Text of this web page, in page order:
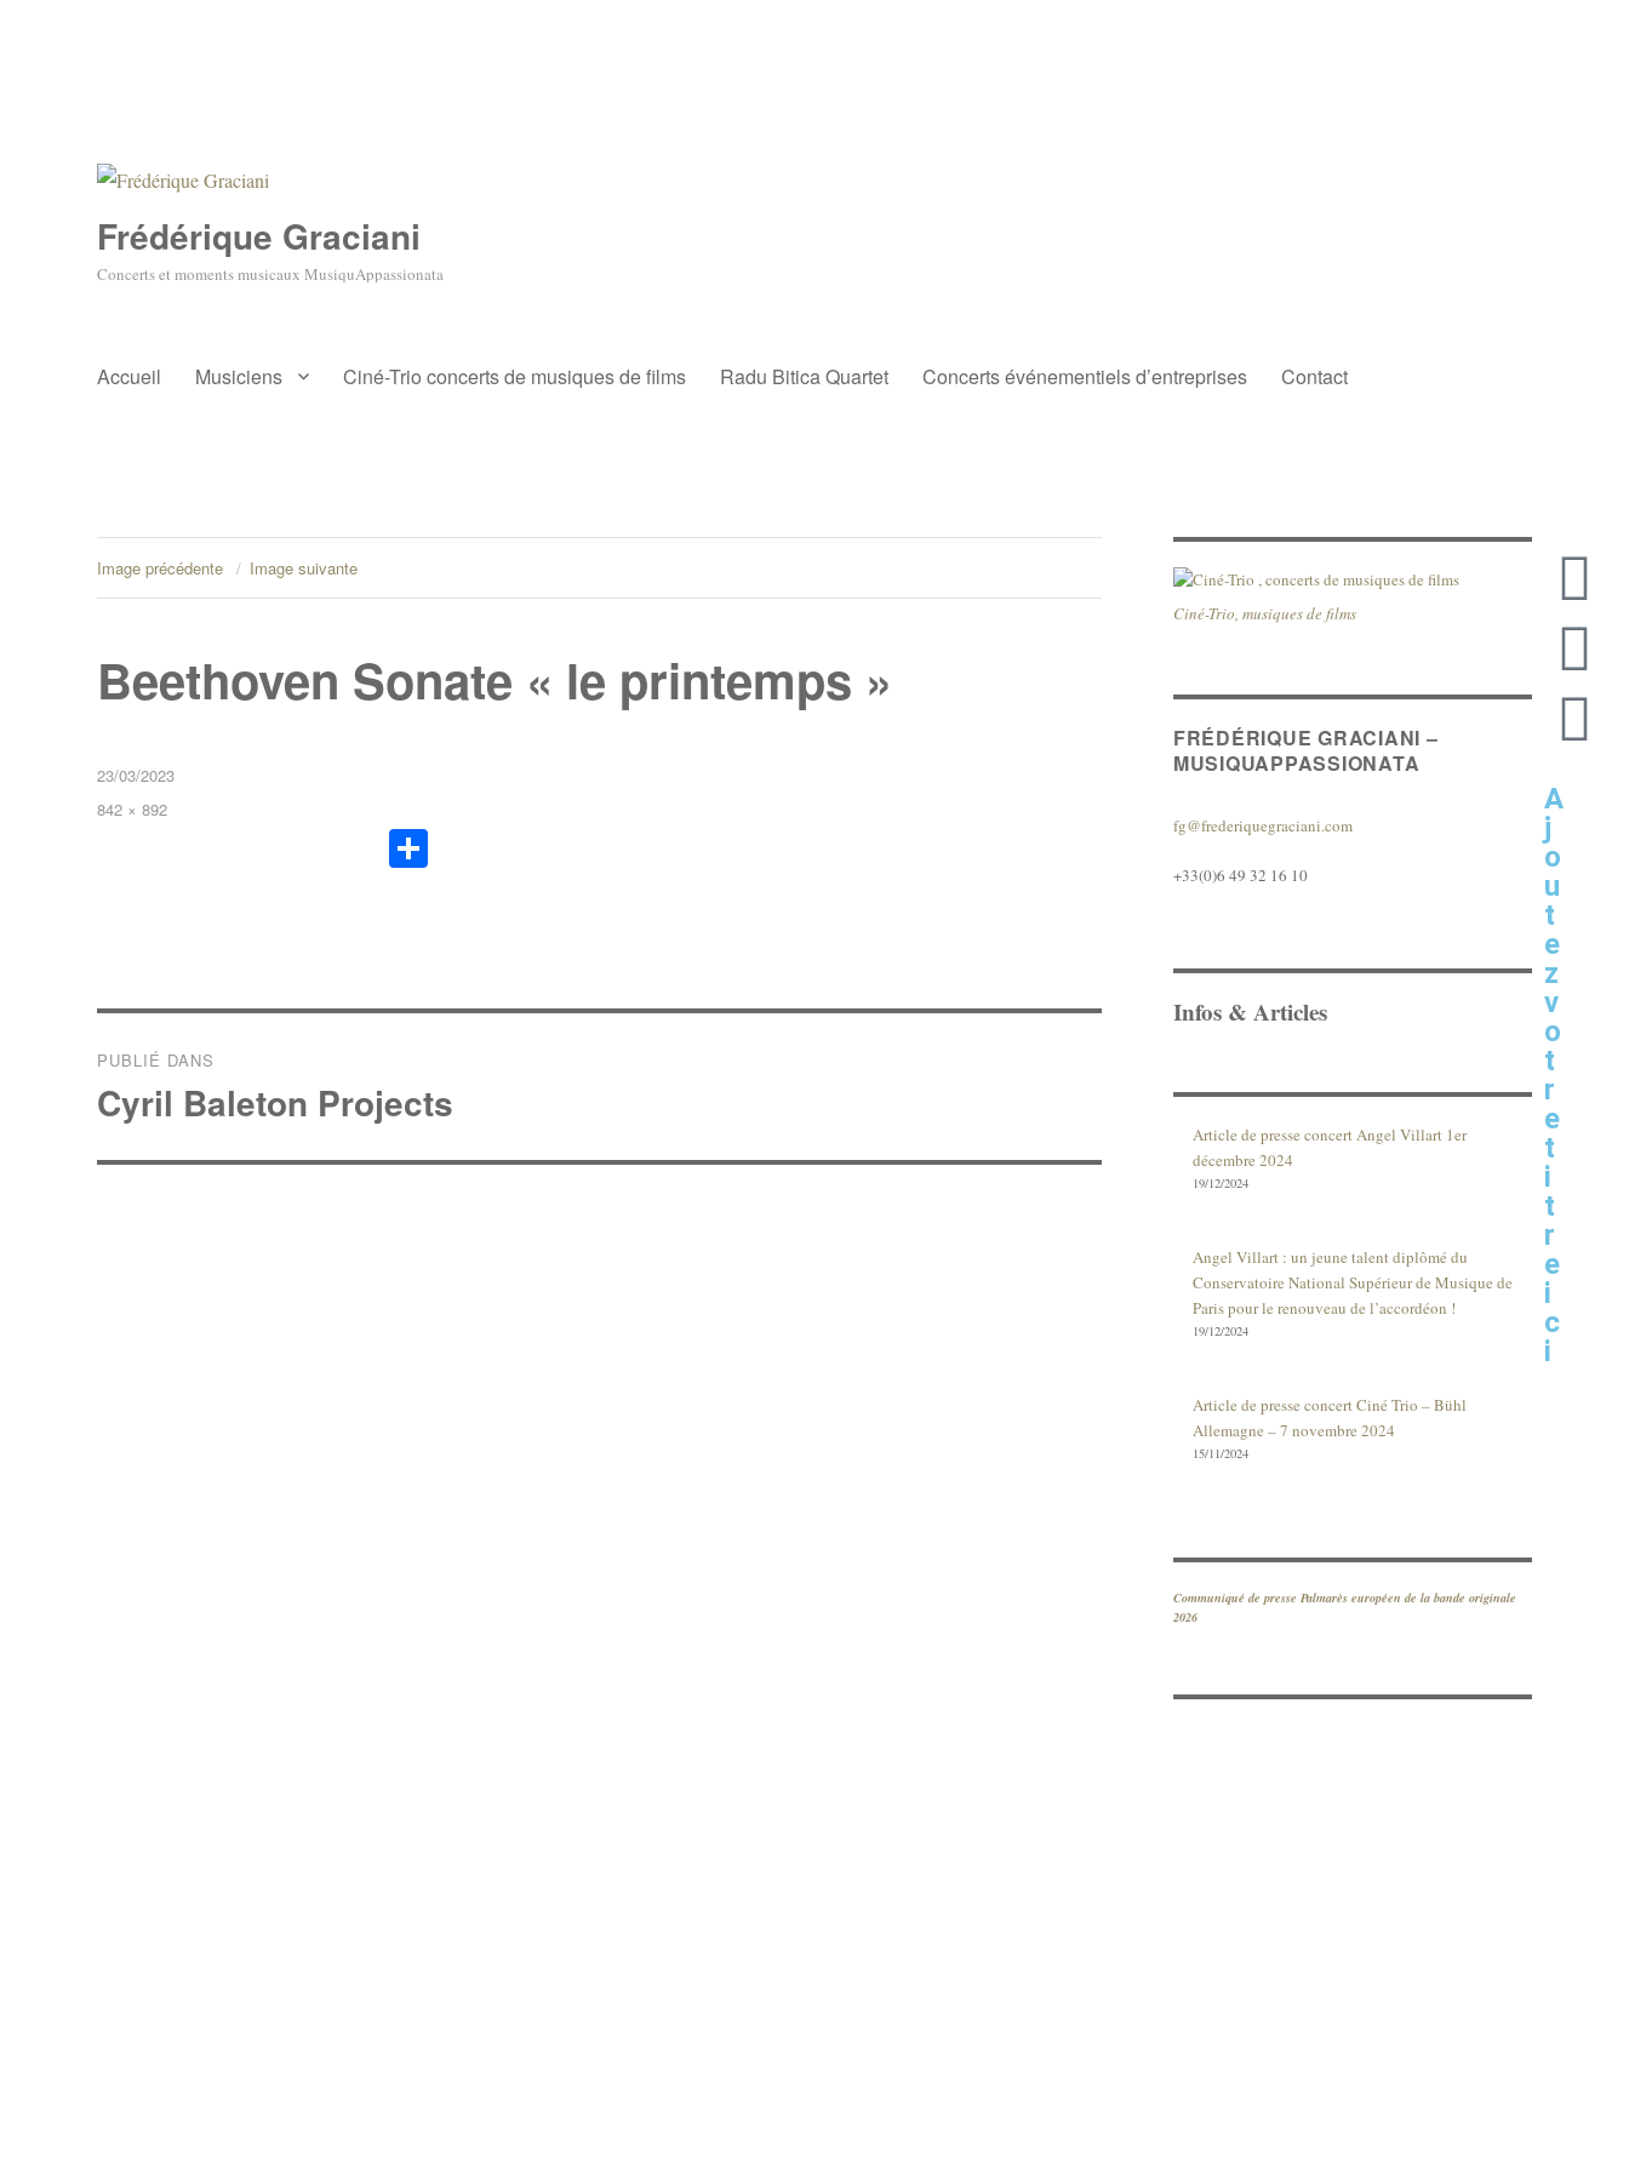
Frédérique Graciani
Concerts et moments musicaux MusiquAppassionata
Accueil Musiciens Ciné-Trio concerts de musiques de films Radu Bitica Quartet Concerts événementiels d’entreprises Contact
Image précédente Image suivante
Beethoven Sonate « le printemps »
Pa
23/03/2023
842 × 892
PUBLIÉ DANS
Cyril Baleton Projects
Ciné-Trio, musiques de films
FRÉDÉRIQUE GRACIANI –
MUSIQUAPPASSIONATA
fg@frederiquegraciani.com
+33(0)6 49 32 16 10
Infos & Articles
Article de presse concert Angel Villart 1er
décembre 2024
19/12/2024
Angel Villart : un jeune talent diplômé du
Conservatoire National Supérieur de Musique de
Paris pour le renouveau de l’accordéon !
19/12/2024
Article de presse concert Ciné Trio – Bühl
Allemagne – 7 novembre 2024
15/11/2024
Communiqué de presse Palmarès européen de la bande originale
2026
A
j
o
u
t
e
z
v
o
t
r
e
t
i
t
r
e
i
c
i